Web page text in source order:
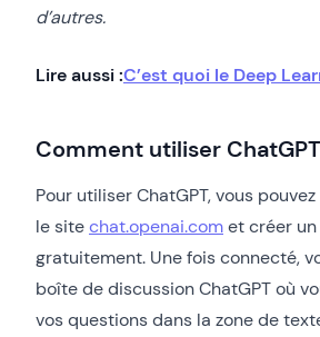
d’autres.
Lire aussi :C’est quoi le Deep
Comment utiliser ChatGPT
Pour utiliser ChatGPT, vous
le sitechat.openai.comet créer
gratuitement. Une fois connecté,
boîte de discussion ChatGPT où
vos questions dans la zone de